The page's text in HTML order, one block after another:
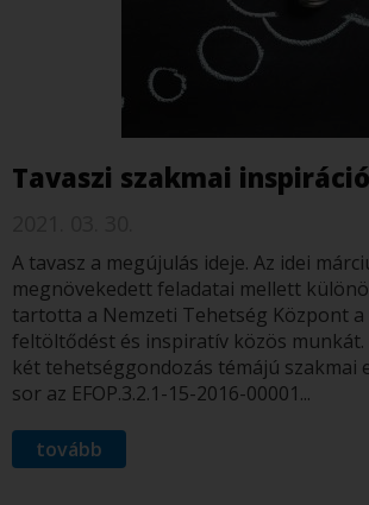
Tavaszi szakmai inspiráció
A tavasz a megújulás ideje. Az idei
megnövekedett feladatai mellett
tartotta a Nemzeti Tehetség Központ a
feltöltődést és inspiratív közös
két tehetséggondozás témájú szakmai
sor az EFOP.3.2.1-15-2016-00001...
tovább